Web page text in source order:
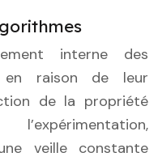
interne des
raison de leur
de la propriété
veille constante